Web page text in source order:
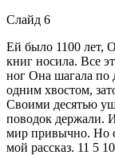
Слайд 6
Ей было 1100 лет,
книг носила. Все
ног Она шагала по
одним хвостом,
Своими десятью
поводок держали.
мир привычно. Но
мой рассказ. 11 5